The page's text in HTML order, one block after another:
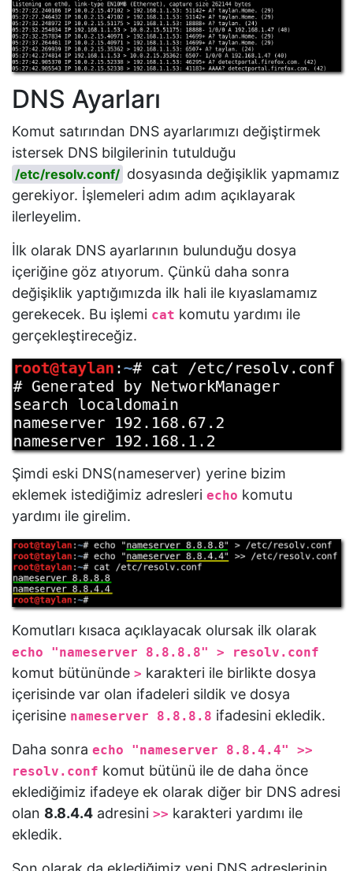
DNS Ayarları
Komut satırından DNS ayarlarımızı değiştirmek
istersek DNS bilgilerinin tutulduğu
/etc/resolv.conf/ dosyasında değişiklik yapmamız
gerekiyor. İşlemeleri adım adım açıklayarak
ilerleyelim.
İlk olarak DNS ayarlarının bulunduğu dosya
içeriğine göz atıyorum. Çünkü daha sonra
değişiklik yaptığımızda ilk hali ile kıyaslamamız
gerekecek. Bu işlemi cat komutu yardımı ile
gerçekleştireceğiz.
Şimdi eski DNS(nameserver) yerine bizim
eklemek istediğimiz adresleri echo komutu
yardımı ile girelim.
Komutları kısaca açıklayacak olursak ilk olarak
echo "nameserver 8.8.8.8" > resolv.conf
komut bütününde > karakteri ile birlikte dosya
içerisinde var olan ifadeleri sildik ve dosya
içerisine nameserver 8.8.8.8 ifadesini ekledik.
Daha sonra echo "nameserver 8.8.4.4" >>
resolv.conf komut bütünü ile de daha önce
eklediğimiz ifadeye ek olarak diğer bir DNS adresi
olan 8.8.4.4 adresini >> karakteri yardımı ile
ekledik.